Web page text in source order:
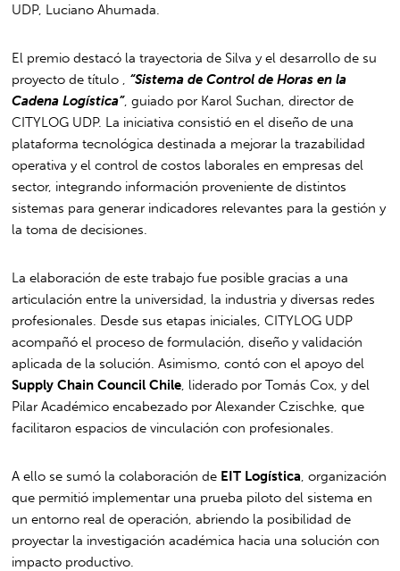
UDP, Luciano Ahumada.
El premio destacó la trayectoria de Silva y el desarrollo de su
proyecto de título , “Sistema de Control de Horas en la
Cadena Logística”, guiado por Karol Suchan, director de
CITYLOG UDP. La iniciativa consistió en el diseño de una
plataforma tecnológica destinada a mejorar la trazabilidad
operativa y el control de costos laborales en empresas del
sector, integrando información proveniente de distintos
sistemas para generar indicadores relevantes para la gestión y
la toma de decisiones.
La elaboración de este trabajo fue posible gracias a una
articulación entre la universidad, la industria y diversas redes
profesionales. Desde sus etapas iniciales, CITYLOG UDP
acompañó el proceso de formulación, diseño y validación
aplicada de la solución. Asimismo, contó con el apoyo del
Supply Chain Council Chile , liderado por Tomás Cox, y del
Pilar Académico encabezado por Alexander Czischke, que
facilitaron espacios de vinculación con profesionales.
A ello se sumó la colaboración de EIT Logística , organización
que permitió implementar una prueba piloto del sistema en
un entorno real de operación, abriendo la posibilidad de
proyectar la investigación académica hacia una solución con
impacto productivo.